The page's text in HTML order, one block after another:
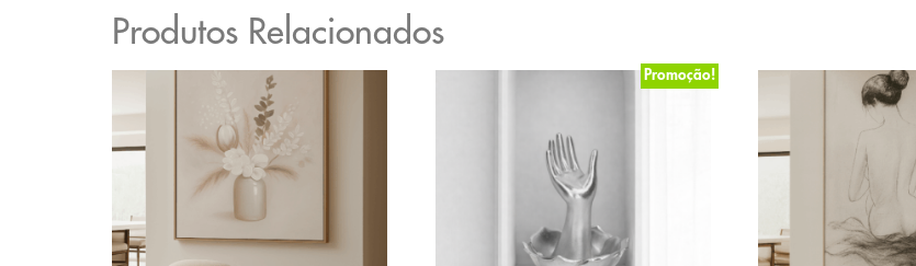
Produtos Relacionados
Promoção!